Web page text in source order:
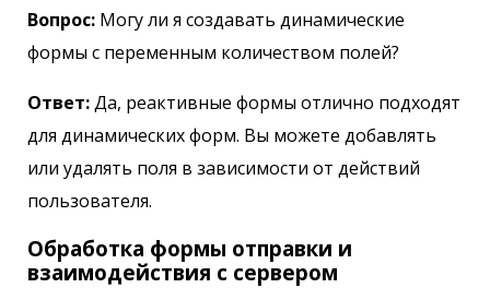
Вопрос: Могу ли я создавать динамические
формы с переменным количеством полей?
Ответ:Да, реактивные формы отлично подходят
для динамических форм. Вы можете добавлять
или удалять поля в зависимости от действий
пользователя.
Обработка формы отправки и
взаимодействия с сервером